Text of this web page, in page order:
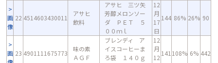
画
像
22 4514603430011
アサヒ
飲料
アサヒ 三ツ矢
芳醇メロンソー
ダ ＰＥＴ ５
００ｍｌ
12
月
17
日
144 86% 26% 90
画 23 4901111675773
味の素
ＡＧＦ
ブレンディ ア
イスコーヒーま
ろ袋 １４０ｇ
12
月
12
141 108% 6% 442